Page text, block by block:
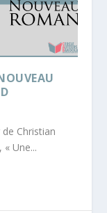
Christian
Une...